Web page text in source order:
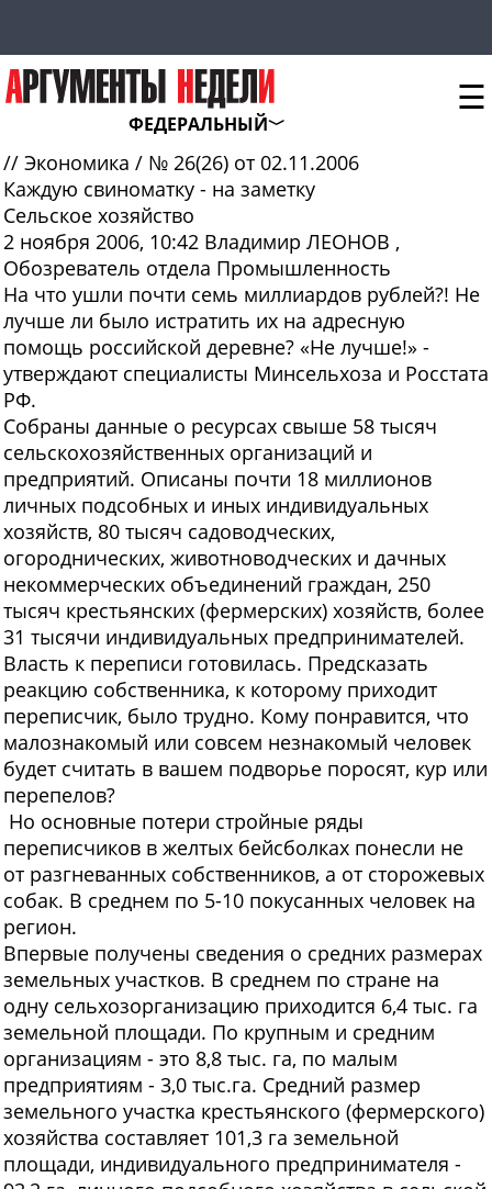
ФЕДЕРАЛЬНЫЙ
☰
// Экономика / № 26(26) от 02.11.2006
Каждую свиноматку - на заметку
Сельское хозяйство
2 ноября 2006, 10:42 Владимир ЛЕОНОВ ,
Обозреватель отдела Промышленность
На что ушли почти семь миллиардов рублей?! Не
лучше ли было истратить их на адресную
помощь российской деревне? «Не лучше!» -
утверждают специалисты Минсельхоза и Росстата
РФ.
Собраны данные о ресурсах свыше 58 тысяч
сельскохозяйственных организаций и
предприятий. Описаны почти 18 миллионов
личных подсобных и иных индивидуальных
хозяйств, 80 тысяч садоводческих,
огороднических, животноводческих и дачных
некоммерческих объединений граждан, 250
тысяч крестьянских (фермерских) хозяйств, более
31 тысячи индивидуальных предпринимателей.
Власть к переписи готовилась. Предсказать
реакцию собственника, к которому приходит
переписчик, было трудно. Кому понравится, что
малознакомый или совсем незнакомый человек
будет считать в вашем подворье поросят, кур или
перепелов?
Но основные потери стройные ряды
переписчиков в желтых бейсболках понесли не
от разгневанных собственников, а от сторожевых
собак. В среднем по 5-10 покусанных человек на
регион.
Впервые получены сведения о средних размерах
земельных участков. В среднем по стране на
одну сельхозорганизацию приходится 6,4 тыс. га
земельной площади. По крупным и средним
организациям - это 8,8 тыс. га, по малым
предприятиям - 3,0 тыс.га. Средний размер
земельного участка крестьянского (фермерского)
хозяйства составляет 101,3 га земельной
площади, индивидуального предпринимателя -